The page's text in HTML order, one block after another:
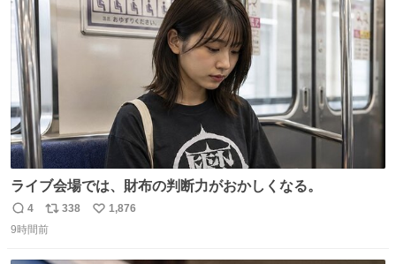
数
ライブ会場では、財布の判断力がおかしくなる。
返
信
4
リ
ポ
338
い
1,876
9時間前